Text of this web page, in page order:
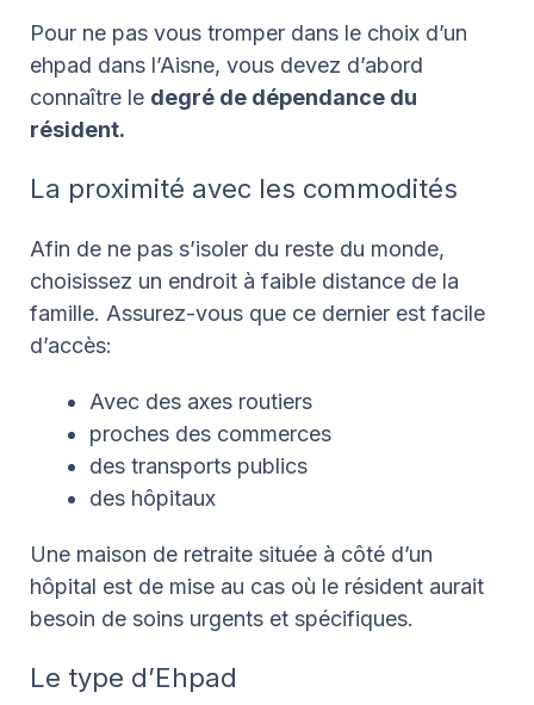
Pour ne pas vous tromper dans le choix d’un
ehpad dans l’Aisne, vous devez d’abord
connaître le degré de dépendance du
résident.
La proximité avec les commodités
Afin de ne pas s’isoler du reste du monde,
choisissez un endroit à faible distance de la
famille. Assurez-vous que ce dernier est facile
d’accès:
Avec des axes routiers
proches des commerces
des transports publics
des hôpitaux
Une maison de retraite située à côté d’un
hôpital est de mise au cas où le résident aurait
besoin de soins urgents et spécifiques.
Le type d’Ehpad